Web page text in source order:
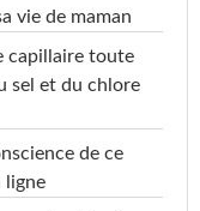
vie de maman
capillaire toute
sel et du chlore
de ce
ligne